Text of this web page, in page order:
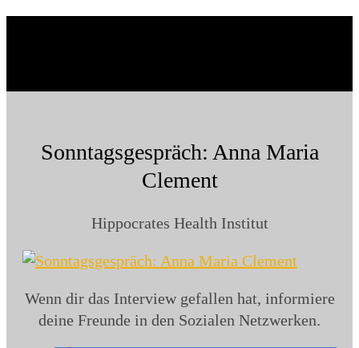
Sonntagsgespräch: Anna Maria
Clement
Hippocrates Health Institut
Wenn dir das Interview gefallen hat, informiere
deine Freunde in den Sozialen Netzwerken.